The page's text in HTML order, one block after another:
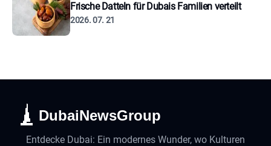
Frische Datteln für Dubais Familien verteilt
2026. 07. 21
DubaiNewsGroup
Entdecke Dubai: Ein modernes Wunder, wo Kulturen